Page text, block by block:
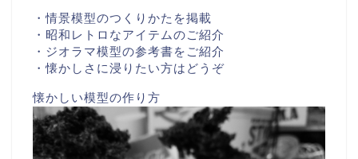
・情景模型のつくりかたを掲載
・昭和レトロなアイテムのご紹介
・ジオラマ模型の参考書をご紹介
・懐かしさに浸りたい方はどうぞ
懐かしい模型の作り方